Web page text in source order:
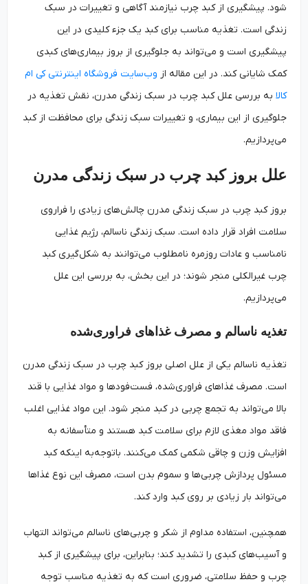
شود. پیشگیری از کبد چرب نیازمند آگاهی و تغییرات در سبک
زندگی است. تغذیه مناسب برای کبد یک جزء کلیدی در این
پیشگیری است و می‌تواند به جلوگیری از بروز بیماری‌های کبدی
کمک شایانی کند. در این مقاله ازوب‌سایت‌ فروشگاه اینترنتی کی ام
به بررسی علل کبد چرب در سبک زندگی مدرن، نقش تغذیه در
جلوگیری از این بیماری، و تغییرات سبک زندگی برای محافظت از کبد
می‌پردازیم.
علل بروز کبد چرب در سبک زندگی مدرن
بروز کبد چرب در سبک زندگی مدرن چالش‌های زیادی را فراروی
سلامت افراد قرار داده است. سبک زندگی ناسالم، رژیم غذایی
نامناسب و عادات روزمره نامطلوب می‌توانند به شکل‌گیری کبد
چرب غیرالکلی منجر شوند؛ در این بخش، به بررسی این علل
می‌پردازیم.
تغذیه ناسالم و مصرف غذاهای فراوری‌شده
تغذیه ناسالم یکی از علل اصلی بروز کبد چرب در سبک زندگی مدرن
است. مصرف غذاهای فراوری‌شده، فست‌فودها و مواد غذایی با قند
بالا می‌تواند به تجمع چربی در کبد منجر شود. این مواد غذایی اغلب
فاقد مواد مغذی لازم برای سلامت کبد هستند و متأسفانه به
افزایش وزن و چاقی شکمی کمک می‌کنند. باتوجه‌به اینکه کبد
مسئول پردازش چربی‌ها و سموم بدن است، مصرف این نوع غذاها
می‌تواند بار زیادی بر روی کبد وارد کند.
همچنین، استفاده مداوم از شکر و چربی‌های ناسالم می‌تواند التهاب
و آسیب‌های کبدی را تشدید کند؛ بنابراین، برای پیشگیری از کبد
چرب و حفظ سلامتی، ضروری است که به تغذیه مناسب توجه